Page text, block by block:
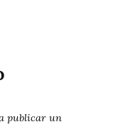
publicar un